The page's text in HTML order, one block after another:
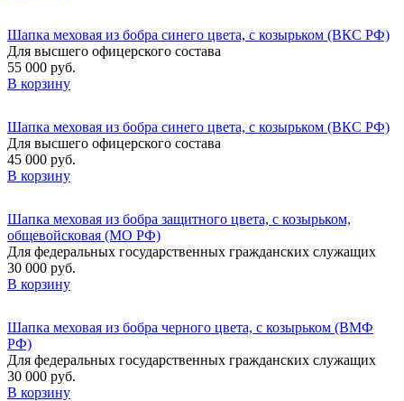
Шапка меховая из бобра синего цвета, с козырьком (ВКС РФ)
Для высшего офицерского состава
55 000 руб.
В корзину
Шапка меховая из бобра синего цвета, с козырьком (ВКС РФ)
Для высшего офицерского состава
45 000 руб.
В корзину
Шапка меховая из бобра защитного цвета, с козырьком,
общевойсковая (МО РФ)
Для федеральных государственных гражданских служащих
30 000 руб.
В корзину
Шапка меховая из бобра черного цвета, с козырьком (ВМФ
РФ)
Для федеральных государственных гражданских служащих
30 000 руб.
В корзину